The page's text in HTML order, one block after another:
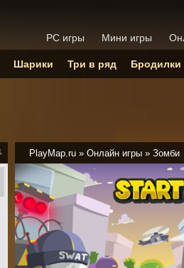
PlayMap.ru » Онлайн игры » Зомби
PC игры Мини игры
Шарики Три в ряд Бродилки